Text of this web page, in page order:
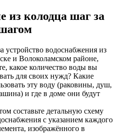
из колодца шаг за
устройство водоснабжения из
и Волоколамском районе,
какое количество воды вы
для своих нужд? Какие
эту воду (раковины, душ,
и где в доме они будут
составьте детальную схему
с указанием каждого
изображённого в